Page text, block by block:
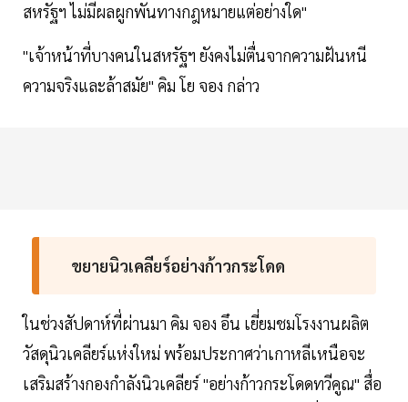
สหรัฐฯ ไม่มีผลผูกพันทางกฎหมายแต่อย่างใด"
"เจ้าหน้าที่บางคนในสหรัฐฯ ยังคงไม่ตื่นจากความฝันหนี
ความจริงและล้าสมัย" คิม โย จอง กล่าว
ขยายนิวเคลียร์อย่างก้าวกระโดด
ในช่วงสัปดาห์ที่ผ่านมา คิม จอง อึน เยี่ยมชมโรงงานผลิต
วัสดุนิวเคลียร์แห่งใหม่ พร้อมประกาศว่าเกาหลีเหนือจะ
เสริมสร้างกองกำลังนิวเคลียร์ "อย่างก้าวกระโดดทวีคูณ" สื่อ